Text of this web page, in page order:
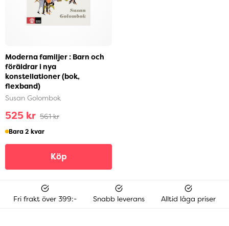
Moderna familjer : Barn och
föräldrar i nya
konstellationer (bok,
flexband)
Susan Golombok
525 kr 561 kr
Bara 2 kvar
Köp
Fri frakt över 399:- Snabb leverans Alltid låga priser